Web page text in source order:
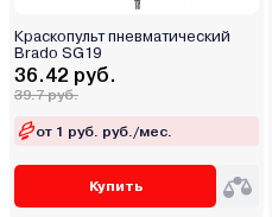
Краскопульт пневматический
Brado SG19
36.42 руб.
39.7 руб.
от 1 руб. руб./мес.
Купить